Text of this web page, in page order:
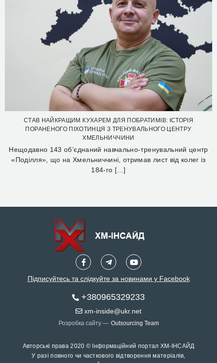
СТАВ НАЙКРАЩИМ КУХАРЕМ ДЛЯ ПОБРАТИМІВ: ІСТОРІЯ
ПОРАНЕНОГО ПІХОТИНЦЯ З ТРЕНУВАЛЬНОГО ЦЕНТРУ
ХМЕЛЬНИЧЧИНИ
Нещодавно 143 об’єднаний навчально-тренувальний центр
«Поділля», що на Хмельниччині, отримав лист від колег із
184-го […]
Підписуйтесь та слідкуйте за новинами у Facebook
+380965329233
xm-inside@ukr.net
Розробка сайту — Outsourcing Team
Авторські права 2020 © Інформаційний портал ХМ-ІНСАЙД
У разі повного чи часткового відтворення матеріалів,